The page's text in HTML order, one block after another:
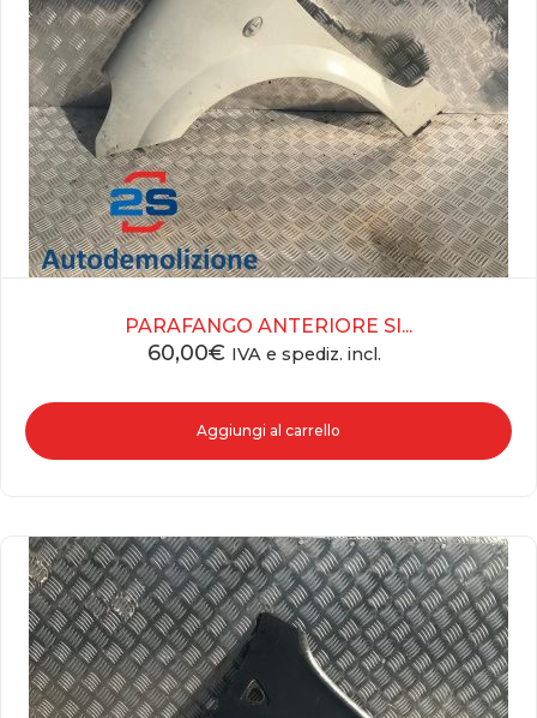
PARAFANGO ANTERIORE SI...
60,00€ IVA e spediz. incl.
Aggiungi al carrello